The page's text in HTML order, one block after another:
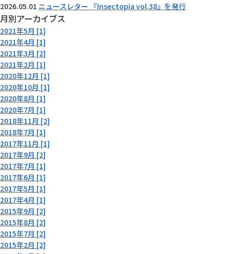
2026.05.01 ニュースレター 『Insectopia vol.38』を発行
月別アーカイブス
2021年5月 [1]
2021年4月 [1]
2021年3月 [2]
2021年2月 [1]
2020年12月 [1]
2020年10月 [1]
2020年8月 [1]
2020年7月 [1]
2018年11月 [2]
2018年7月 [1]
2017年11月 [1]
2017年9月 [2]
2017年7月 [1]
2017年6月 [1]
2017年5月 [1]
2017年4月 [1]
2015年9月 [2]
2015年8月 [2]
2015年7月 [2]
2015年2月 [2]